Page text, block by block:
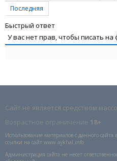
Последняя
Быстрый ответ
У вас нет прав, чтобы писать на
Сайт не является средством
Возрастное ограничение 18+
Использование материалов с данного сайта
ссылки на сайт www.aykhal.info
Администрация сайта не несет